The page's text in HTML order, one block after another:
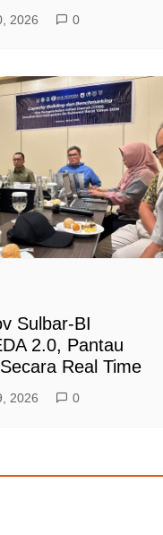
2026 0
Sulbar-BI
2.0, Pantau
Real Time
2026 0